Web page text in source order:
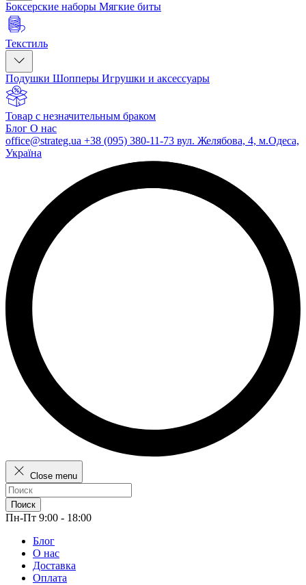
Боксерские наборы Мягкие биты
Текстиль
Подушки Шопперы Игрушки и аксессуары
Товар с незначительным браком
Блог О нас
office@strateg.ua +38 (095) 380-11-73 вул. Желябова, 4, м.Одеса,
Україна
Close menu
Поиск
Пн-Пт 9:00 - 18:00
Блог
О нас
Доставка
Оплата